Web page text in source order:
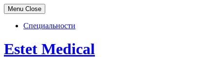
Menu Close
Специальности
Skip
to
Estet Medical